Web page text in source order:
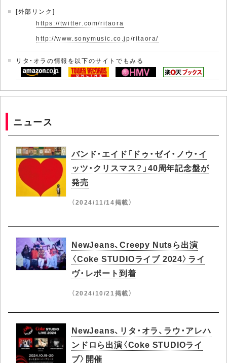
[外部リンク]
https://twitter.com/ritaora
http://www.sonymusic.co.jp/ritaora/
リタ・オラの情報を以下のサイトでもみる
ニュース
バンド・エイド「ドゥ・ゼイ・ノウ・イ
ッツ・クリスマス？」40周年記念盤が
発売
（2024/11/14掲載）
NewJeans、Creepy Nutsら出演
〈Coke STUDIOライブ 2024〉ライ
ヴ・レポート到着
（2024/10/21掲載）
NewJeans、リタ・オラ、ラウ・アレハ
ンドロら出演〈Coke STUDIOライ
ブ〉開催